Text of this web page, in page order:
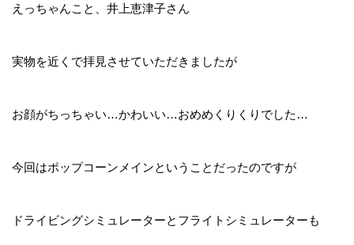
えっちゃんこと、井上恵津子さん
実物を近くで拝見させていただきましたが
お顔がちっちゃい…かわいい…おめめくりくりでした…
今回はポップコーンメインということだったのですが
ドライビングシミュレーターとフライトシミュレーターも